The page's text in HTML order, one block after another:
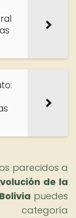
parecidos a
de la
puedes